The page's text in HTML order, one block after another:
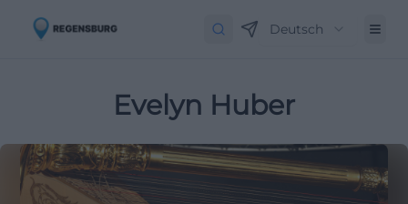
Deutsch
Evelyn Huber